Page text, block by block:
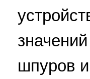
шпуров